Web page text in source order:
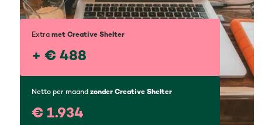
Extra met Creative Shelter
+ € 488
Netto per maand zonder Creative Shelter
€ 1.934